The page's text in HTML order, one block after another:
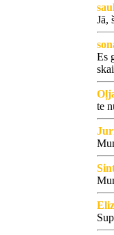
Jā,
Es
te